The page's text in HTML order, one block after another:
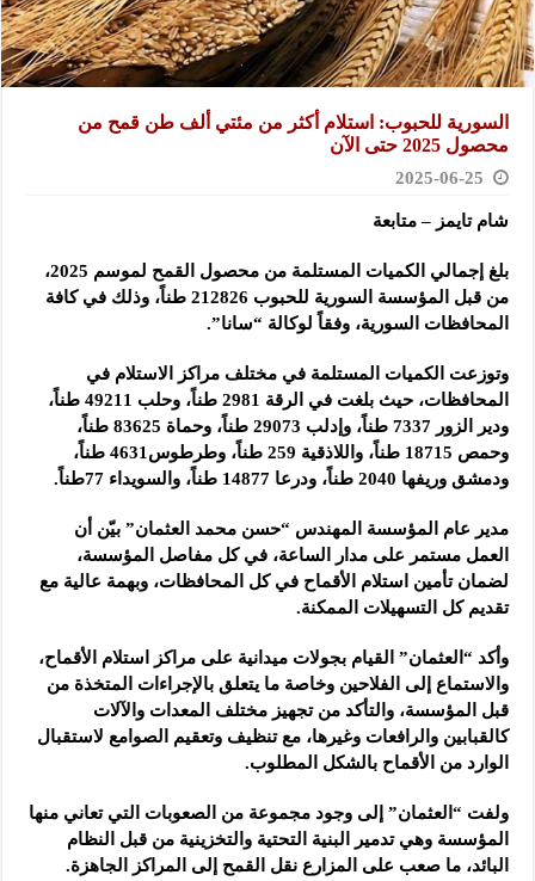
السورية للحبوب: استلام أكثر من مئتي ألف طن قمح من
محصول 2025 حتى الآن
2025-06-25
شام تايمز – متابعة
بلغ إجمالي الكميات المستلمة من محصول القمح لموسم 2025،
من قبل المؤسسة السورية للحبوب 212826 طناً، وذلك في كافة
المحافظات السورية، وفقاً لوكالة “سانا”.
وتوزعت الكميات المستلمة في مختلف مراكز الاستلام في
المحافظات، حيث بلغت في الرقة 2981 طناً، وحلب 49211 طناً،
ودير الزور 7337 طناً، وإدلب 29073 طناً، وحماة 83625 طناً،
وحمص 18715 طناً، واللاذقية 259 طناً، وطرطوس4631 طناً،
ودمشق وريفها 2040 طناً، ودرعا 14877 طناً، والسويداء 77طناً.
مدير عام المؤسسة المهندس “حسن محمد العثمان” بيّن أن
العمل مستمر على مدار الساعة، في كل مفاصل المؤسسة،
لضمان تأمين استلام الأقماح في كل المحافظات، وبهمة عالية مع
تقديم كل التسهيلات الممكنة.
وأكد “العثمان” القيام بجولات ميدانية على مراكز استلام الأقماح،
والاستماع إلى الفلاحين وخاصة ما يتعلق بالإجراءات المتخذة من
قبل المؤسسة، والتأكد من تجهيز مختلف المعدات والآلات
كالقبابين والرافعات وغيرها، مع تنظيف وتعقيم الصوامع لاستقبال
الوارد من الأقماح بالشكل المطلوب.
ولفت “العثمان” إلى وجود مجموعة من الصعوبات التي تعاني منها
المؤسسة وهي تدمير البنية التحتية والتخزينية من قبل النظام
البائد، ما صعب على المزارع نقل القمح إلى المراكز الجاهزة.